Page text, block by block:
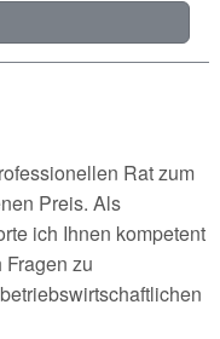
Rat zum
Preis. Als
ich Ihnen kompetent
zu